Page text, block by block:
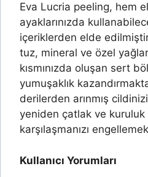
Eva Lucria peeling, hem
ayaklarınızda
içeriklerden elde
tuz, mineral ve özel
kısmınızda oluşan sert
yumuşaklık
derilerden arınmış
yeniden çatlak ve
karşılaşmanızı
Kullanıcı Yorumları